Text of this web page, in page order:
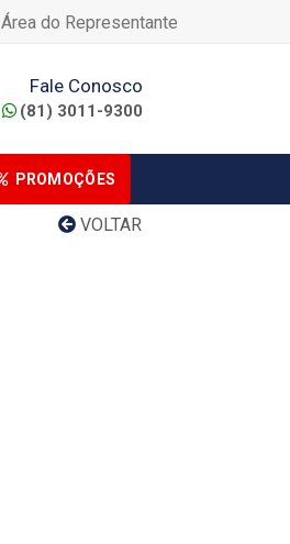
Área do Representante
Fale Conosco
(81) 3011-9300
PROMOÇÕES
VOLTAR